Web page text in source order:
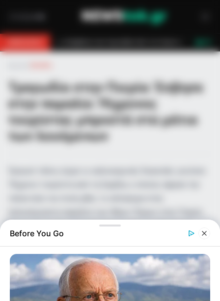
Τραγωδία στην Πιερία: Έσβησε
στην παραλία 76χρονος
τουρίστας μπροστά στα μάτια
των λουόμενων
Σύμφωνα με την επίσημη ανακοίνωση του Λιμενικού
Σώματος, ο…
Before You Go